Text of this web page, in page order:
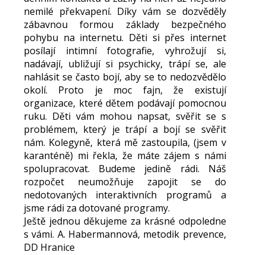
nemilé překvapení. Díky vám se dozvěděly
zábavnou formou základy bezpečného
pohybu na internetu. Děti si přes internet
posílají intimní fotografie, vyhrožují si,
nadávají, ubližují si psychicky, trápí se, ale
nahlásit se často bojí, aby se to nedozvědělo
okolí. Proto je moc fajn, že existují
organizace, které dětem podávají pomocnou
ruku. Děti vám mohou napsat, svěřit se s
problémem, který je trápí a bojí se svěřit
nám. Kolegyně, která mě zastoupila, (jsem v
karanténě) mi řekla, že máte zájem s námi
spolupracovat. Budeme jedině rádi. Náš
rozpočet neumožňuje zapojit se do
nedotovaných interaktivních programů a
jsme rádi za dotované programy.
Ještě jednou děkujeme za krásné odpoledne
s vámi. A. Habermannová, metodik prevence,
DD Hranice